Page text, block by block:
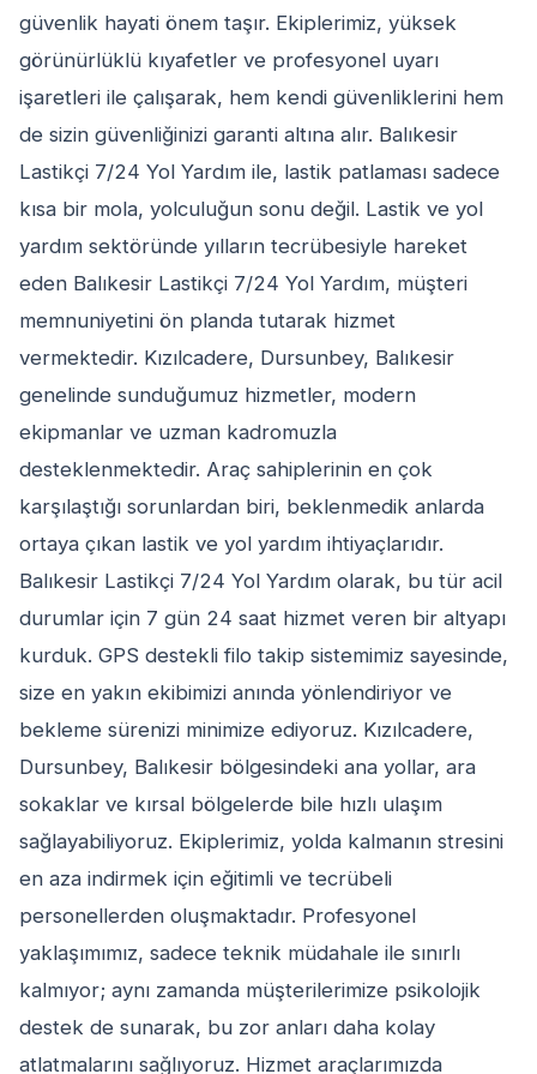
güvenlik hayati önem taşır. Ekiplerimiz, yüksek
görünürlüklü kıyafetler ve profesyonel uyarı
işaretleri ile çalışarak, hem kendi güvenliklerini hem
de sizin güvenliğinizi garanti altına alır. Balıkesir
Lastikçi 7/24 Yol Yardım ile, lastik patlaması sadece
kısa bir mola, yolculuğun sonu değil. Lastik ve yol
yardım sektöründe yılların tecrübesiyle hareket
eden Balıkesir Lastikçi 7/24 Yol Yardım, müşteri
memnuniyetini ön planda tutarak hizmet
vermektedir. Kızılcadere, Dursunbey, Balıkesir
genelinde sunduğumuz hizmetler, modern
ekipmanlar ve uzman kadromuzla
desteklenmektedir. Araç sahiplerinin en çok
karşılaştığı sorunlardan biri, beklenmedik anlarda
ortaya çıkan lastik ve yol yardım ihtiyaçlarıdır.
Balıkesir Lastikçi 7/24 Yol Yardım olarak, bu tür acil
durumlar için 7 gün 24 saat hizmet veren bir altyapı
kurduk. GPS destekli filo takip sistemimiz sayesinde,
size en yakın ekibimizi anında yönlendiriyor ve
bekleme sürenizi minimize ediyoruz. Kızılcadere,
Dursunbey, Balıkesir bölgesindeki ana yollar, ara
sokaklar ve kırsal bölgelerde bile hızlı ulaşım
sağlayabiliyoruz. Ekiplerimiz, yolda kalmanın stresini
en aza indirmek için eğitimli ve tecrübeli
personellerden oluşmaktadır. Profesyonel
yaklaşımımız, sadece teknik müdahale ile sınırlı
kalmıyor; aynı zamanda müşterilerimize psikolojik
destek de sunarak, bu zor anları daha kolay
atlatmalarını sağlıyoruz. Hizmet araçlarımızda